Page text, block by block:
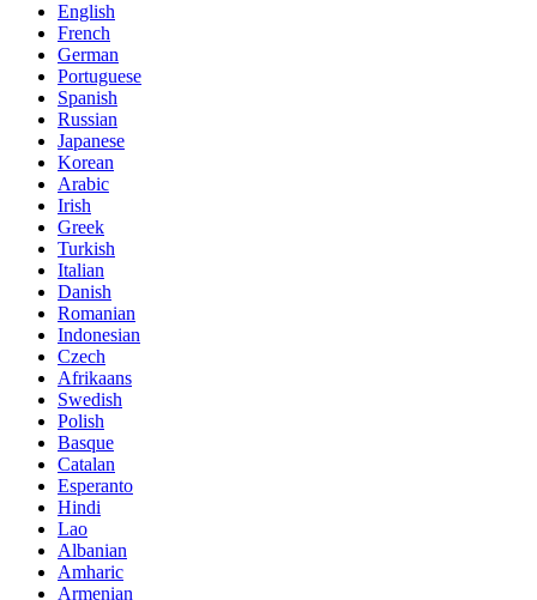
English
French
German
Portuguese
Spanish
Russian
Japanese
Korean
Arabic
Irish
Greek
Turkish
Italian
Danish
Romanian
Indonesian
Czech
Afrikaans
Swedish
Polish
Basque
Catalan
Esperanto
Hindi
Lao
Albanian
Amharic
Armenian